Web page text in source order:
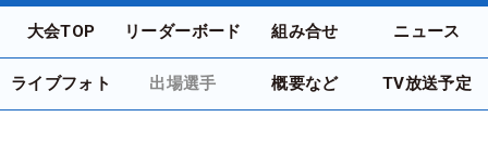
大会TOP リーダーボード 組み合せ ニュース
ライブフォト 出場選手 概要など TV放送予定